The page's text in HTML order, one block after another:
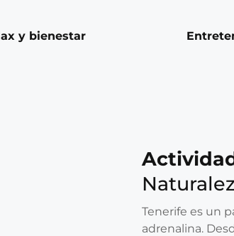
y bienestar
Tenerife es un
adrenalina.